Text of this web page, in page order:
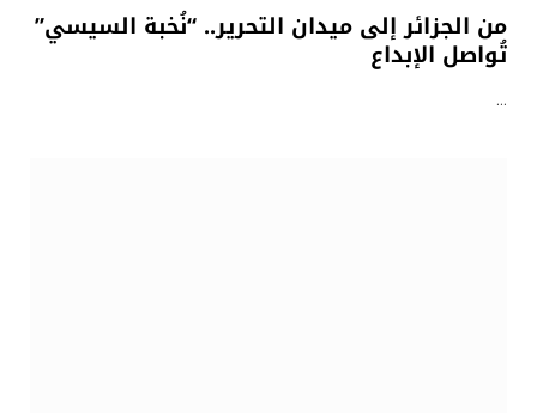
من الجزائر إلى ميدان التحرير.. “نُخبة السيسي”
تُواصل الإبداع
…